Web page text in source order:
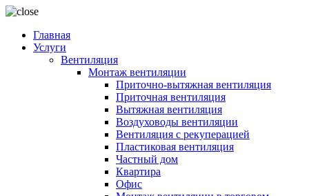
Главная
Услуги
Вентиляция
Монтаж вентиляции
Приточно-вытяжная вентиляция
Приточная вентиляция
Вытяжная вентиляция
Воздуховоды вентиляции
Вентиляция с рекуперацией
Пластиковая вентиляция
Частный дом
Квартира
Офис